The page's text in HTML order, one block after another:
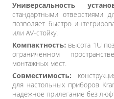
Универсальность
стандартными отверстиями
позволяет быстро
или AV-стойку.
Компактность: высота 1U
ограниченном
монтажных мест.
Совместимость:
для настольных приборов
надежное прилегание без